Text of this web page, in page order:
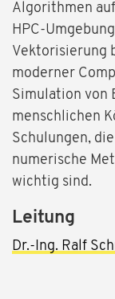
Algorithmen
HPC-
Vektorisierung
moderner
Simulation von
menschlichen
Schulungen,
numerische
wichtig sind.
Leitung
Dr.-Ing. Ralf